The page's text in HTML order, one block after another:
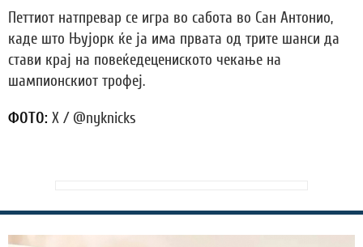
Петтиот натпревар се игра во сабота во Сан Антонио,
каде што Њујорк ќе ја има првата од трите шанси да
стави крај на повеќедецениското чекање на
шампионскиот трофеј.
ФОТО: X / @nyknicks